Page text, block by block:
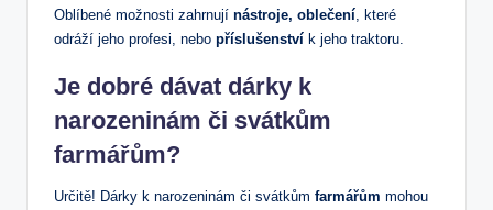
Oblíbené možnosti zahrnují nástroje, oblečení , které
odráží jeho profesi, nebo příslušenství k jeho traktoru.
Je dobré dávat dárky k
narozeninám či svátkům
farmářům?
Určitě! Dárky k narozeninám či svátkům farmářům mohou